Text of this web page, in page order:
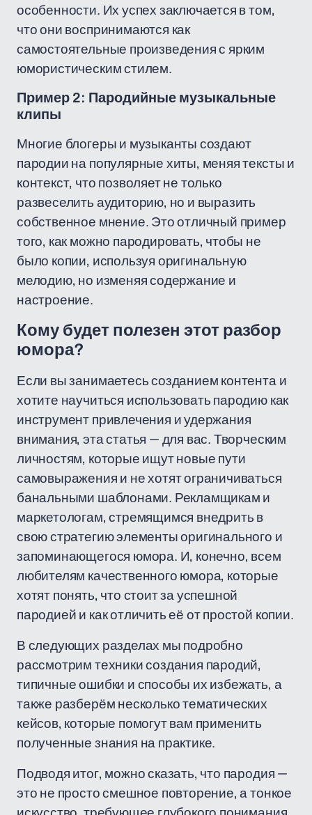
особенности. Их успех заключается в том,
что они воспринимаются как
самостоятельные произведения с ярким
юмористическим стилем.
Пример 2: Пародийные музыкальные
клипы
Многие блогеры и музыканты создают
пародии на популярные хиты, меняя тексты и
контекст, что позволяет не только
развеселить аудиторию, но и выразить
собственное мнение. Это отличный пример
того, как можно пародировать, чтобы не
было копии, используя оригинальную
мелодию, но изменяя содержание и
настроение.
Кому будет полезен этот разбор
юмора?
Если вы занимаетесь созданием контента и
хотите научиться использовать пародию как
инструмент привлечения и удержания
внимания, эта статья — для вас. Творческим
личностям, которые ищут новые пути
самовыражения и не хотят ограничиваться
банальными шаблонами. Рекламщикам и
маркетологам, стремящимся внедрить в
свою стратегию элементы оригинального и
запоминающегося юмора. И, конечно, всем
любителям качественного юмора, которые
хотят понять, что стоит за успешной
пародией и как отличить её от простой копии.
В следующих разделах мы подробно
рассмотрим техники создания пародий,
типичные ошибки и способы их избежать, а
также разберём несколько тематических
кейсов, которые помогут вам применить
полученные знания на практике.
Подводя итог, можно сказать, что пародия —
это не просто смешное повторение, а тонкое